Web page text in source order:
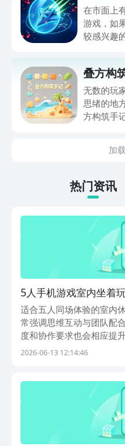
在市面上
游戏，如
较感兴趣
关链接，
高，无论
张有趣的
关注，你
叠方构
无数的玩
思绪的地
方构筑手
情。如果
下游戏的
加
热门资讯
5人手机游戏室内坐着
人互动游戏before_2
适合五人同场体验的室内
常强调思维互动与团队配
度和协作要求也会相应提
地图生成机制，每局场景
2026-06-13 12:14:46